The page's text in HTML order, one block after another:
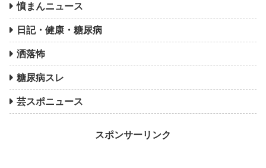
憤まんニュース
日記・健康・糖尿病
洒落怖
糖尿病スレ
芸スポニュース
スポンサーリンク